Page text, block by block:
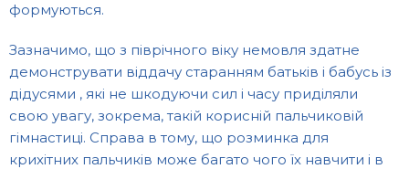
формуються.
Зазначимо, що з піврічного віку немовля здатне
демонструвати віддачу старанням батьків і бабусь із
дідусями , які не шкодуючи сил і часу приділяли
свою увагу, зокрема, такій корисній пальчиковій
гімнастиці. Справа в тому, що розминка для
крихітних пальчиків може багато чого їх навчити і в